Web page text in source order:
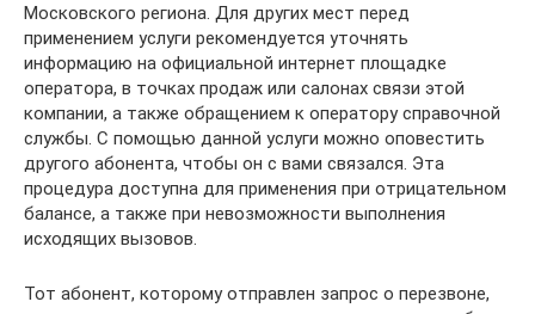
Московского региона. Для других мест перед
применением услуги рекомендуется уточнять
информацию на официальной интернет площадке
оператора, в точках продаж или салонах связи этой
компании, а также обращением к оператору справочной
службы. С помощью данной услуги можно оповестить
другого абонента, чтобы он с вами связался. Эта
процедура доступна для применения при отрицательном
балансе, а также при невозможности выполнения
исходящих вызовов.
Тот абонент, которому отправлен запрос о перезвоне,